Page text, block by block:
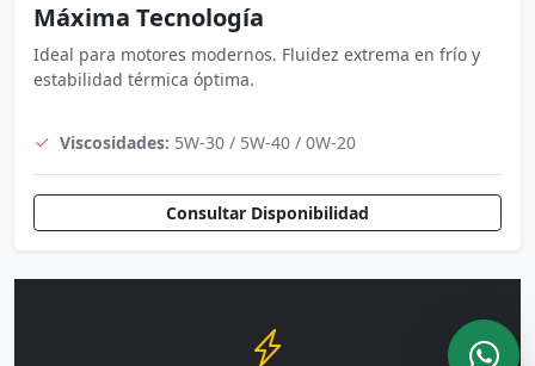
Máxima Tecnología
Ideal para motores modernos. Fluidez extrema en frío y
estabilidad térmica óptima.
Viscosidades: 5W-30 / 5W-40 / 0W-20
Consultar Disponibilidad